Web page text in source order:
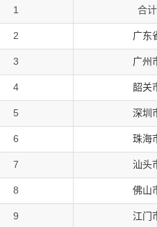
1 合计
2 广东
3 广州
4 韶关
5 深圳
6 珠海
7 汕头
8 佛山
9 江门